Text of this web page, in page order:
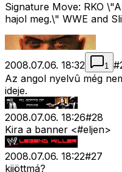
Signature Move: RKO
hajol meg.\" WWE and
2008.07.06. 18:32 1 #
Az angol nyelvû még
ideje.
2008.07.06. 18:26#28
Kira a banner <#eljen>
2008.07.06. 18:22#27
kijöttmá?